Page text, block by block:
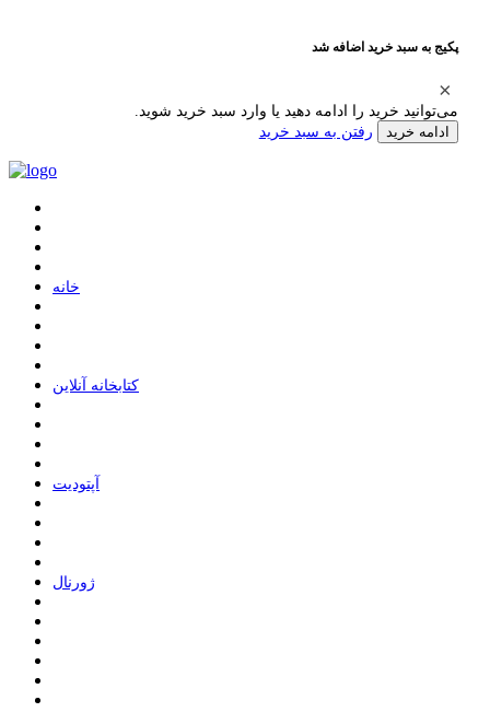
پکیج به سبد خرید اضافه شد
می‌توانید خرید را ادامه دهید یا وارد سبد خرید شوید.
ادامه خرید رفتن به سبد خرید
ﺧﺎﻧﻪ
ﮐﺘﺎﺑﺨﺎﻧﻪ ﺁﻧﻼﯾﻦ
ﺁﭘﺘﻮﺩﯾﺖ
ﮊﻭﺭﻧﺎﻝ